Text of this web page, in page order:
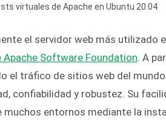
el servidor web más utilizado
Apache Software Foundation . A
el tráfico de sitios web del
confiabilidad y robustez. Su
muchos entornos mediante la